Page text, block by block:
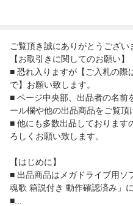
ご覧頂き誠にありがとうござい
【お取引きに関してのお願い】
■ 恐れ入りますが【ご入札の際
で】お願い致します。
■ ページ中央部、出品者の名前
ール欄や他の出品商品をご覧頂
■ 他にも多数出品しております
ろしくお願い致します。
【はじめに】
■ 出品商品はメガドライブ用
魂歌 箱説付き 動作確認済み」に
■...